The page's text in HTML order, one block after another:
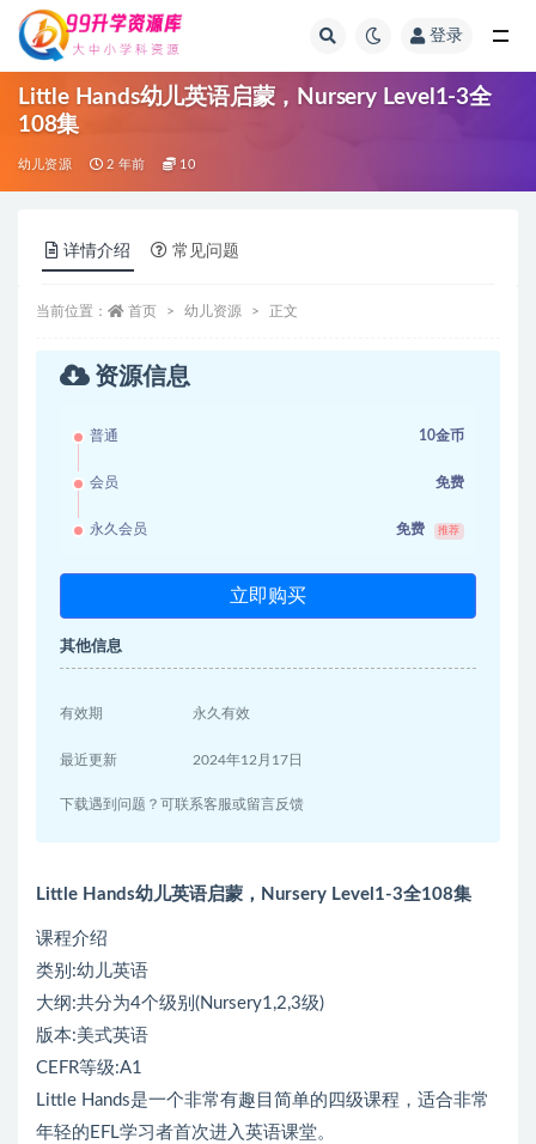
登录
Little Hands幼儿英语启蒙，Nursery Level1-3全
108集
幼儿资源 2 年前 10
详情介绍 常见问题
当前位置： 首页 幼儿资源 正文
资源信息
普通 10金币
会员 免费
永久会员 免费 推荐
立即购买
其他信息
有效期 永久有效
最近更新 2024年12月17日
下载遇到问题？可联系客服或留言反馈
Little Hands幼儿英语启蒙，Nursery Level1-3全108集
课程介绍
类别:幼儿英语
大纲:共分为4个级别(Nursery1,2,3级)
版本:美式英语
CEFR等级:A1
Little Hands是一个非常有趣目简单的四级课程，适合非常
年轻的EFL学习者首次进入英语课堂。